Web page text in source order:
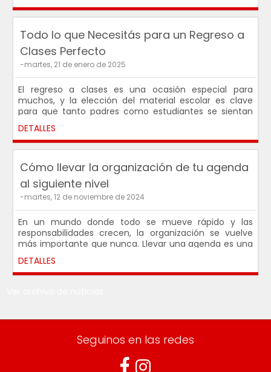
en una tarea mucho más sencilla.
Todo lo que Necesitás para un Regreso a
Clases Perfecto
-martes, 21 de enero de 2025
El regreso a clases es una ocasión especial para
muchos, y la elección del material escolar es clave
para que tanto padres como estudiantes se sientan
preparados y organizados.
DETALLES
Cómo llevar la organización de tu agenda
al siguiente nivel
-martes, 12 de noviembre de 2024
En un mundo donde todo se mueve rápido y las
responsabilidades crecen, la organización se vuelve
más importante que nunca. Llevar una agenda es una
de las herramientas más efectivas para mantener el
control de tus tareas, compromisos y metas. Pero,
¿cómo podrías aprovechar al máximo tu agenda y
DETALLES
Seguinos en las redes